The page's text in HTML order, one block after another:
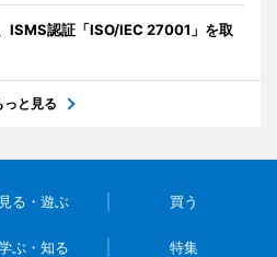
ISMS認証「ISO/IEC 27001」を取
っと見る
見る・遊ぶ 買う
ぶ・知る 特集